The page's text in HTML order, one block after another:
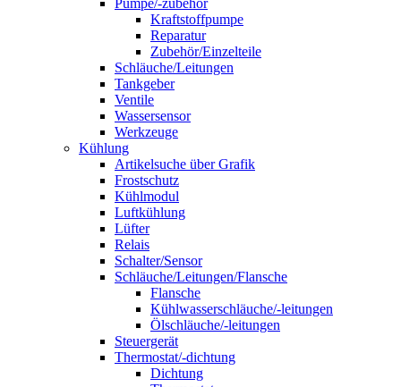
Pumpe/-zubehör
Kraftstoffpumpe
Reparatur
Zubehör/Einzelteile
Schläuche/Leitungen
Tankgeber
Ventile
Wassersensor
Werkzeuge
Kühlung
Artikelsuche über Grafik
Frostschutz
Kühlmodul
Luftkühlung
Lüfter
Relais
Schalter/Sensor
Schläuche/Leitungen/Flansche
Flansche
Kühlwasserschläuche/-leitungen
Ölschläuche/-leitungen
Steuergerät
Thermostat/-dichtung
Dichtung